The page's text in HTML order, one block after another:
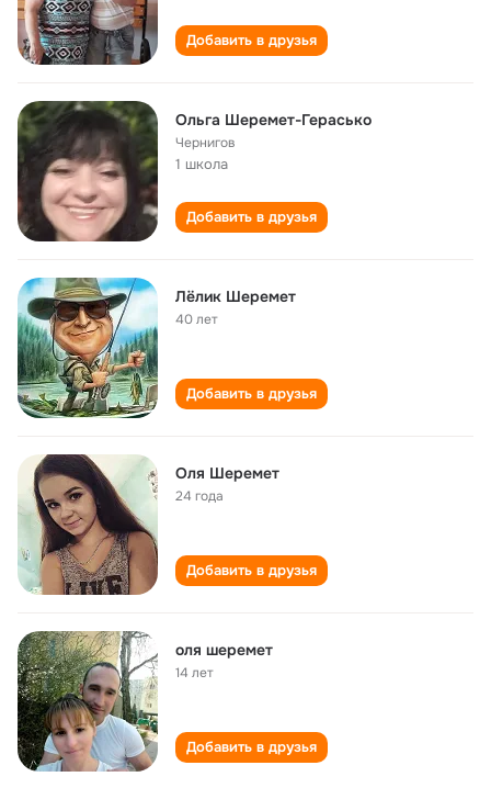
Добавить в друзья
Ольга Шеремет-Герасько
Чернигов
1 школа
Добавить в друзья
Лёлик Шеремет
40 лет
Добавить в друзья
Оля Шеремет
24 года
Добавить в друзья
оля шеремет
14 лет
Добавить в друзья